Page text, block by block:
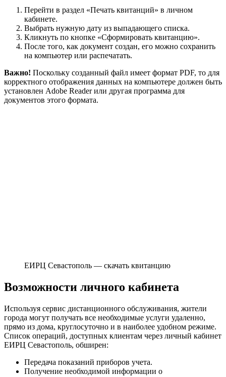
Перейти в раздел «Печать квитанций» в личном
кабинете.
Выбрать нужную дату из выпадающего списка.
Кликнуть по кнопке «Сформировать квитанцию».
После того, как документ создан, его можно сохранить
на компьютер или распечатать.
Важно! Поскольку созданный файл имеет формат PDF, то для
корректного отображения данных на компьютере должен быть
установлен Adobe Reader или другая программа для
документов этого формата.
ЕИРЦ Севастополь — скачать квитанцию
Возможности личного кабинета
Используя сервис дистанционного обслуживания, жители
города могут получать все необходимые услуги удаленно,
прямо из дома, круглосуточно и в наиболее удобном режиме.
Список операций, доступных клиентам через личный кабинет
ЕИРЦ Севастополь, обширен:
Передача показаний приборов учета.
Получение необходимой информации о